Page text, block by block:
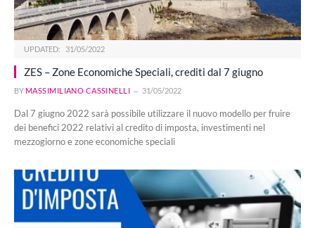
UPDATED: 31/05/2022
ZES – Zone Economiche Speciali, crediti dal 7 giugno
BY MASSIMILIANO CASSINELLI 31/05/2022
Dal 7 giugno 2022 sarà possibile utilizzare il nuovo modello per fruire
dei benefici 2022 relativi al credito di imposta, investimenti nel
mezzogiorno e zone economiche speciali